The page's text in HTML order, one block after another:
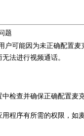
题
户可能因为未正确配置
法进行视频通话。
检查并确保正确配置麦
程序有所需的权限，如